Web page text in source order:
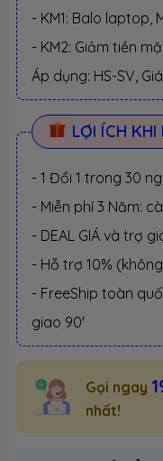
- KM1: Balo laptop,
- KM2: Giảm tiền
Áp dụng: HS-SV,
LỢI ÍCH
- 1 Đổi 1 trong 30
- Miễn phí 3 Năm:
- DEAL GIÁ và trợ
- Hỗ trợ 10%
- FreeShip toàn
giao 90'
Gọi ngay
nhất!